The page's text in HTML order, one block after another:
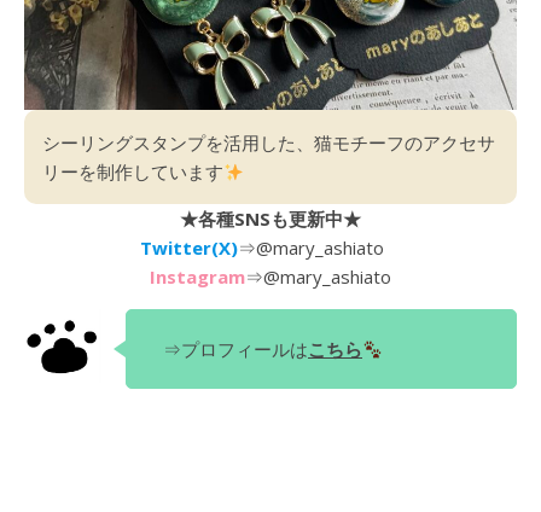
シーリングスタンプを活用した、猫モチーフのアクセサ
リーを制作しています
★各種SNSも更新中★
Twitter(X)⇒@mary_ashiato
Instagram⇒@mary_ashiato
⇒プロフィールはこちら